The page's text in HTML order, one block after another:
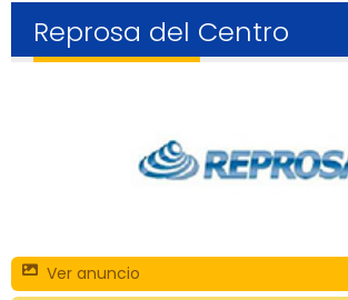
Reprosa del Centro
Ver anuncio